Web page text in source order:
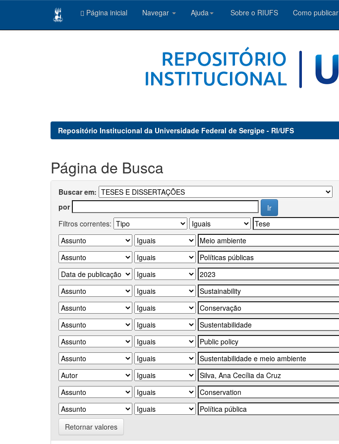
Página inicial Navegar Ajuda Sobre o RIUFS Como publicar
Repositório Institucional da Universidade Federal de Sergipe - RI/UFS
Página de Busca
Buscar em:
por
Filtros correntes:
Retornar valores